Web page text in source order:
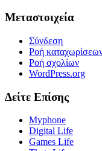
Μεταστοιχεία
Σύνδεση
Ροή
Ροή σχολίων
WordPress.org
Δείτε Επίσης
Myphone
Digital Life
Games Life